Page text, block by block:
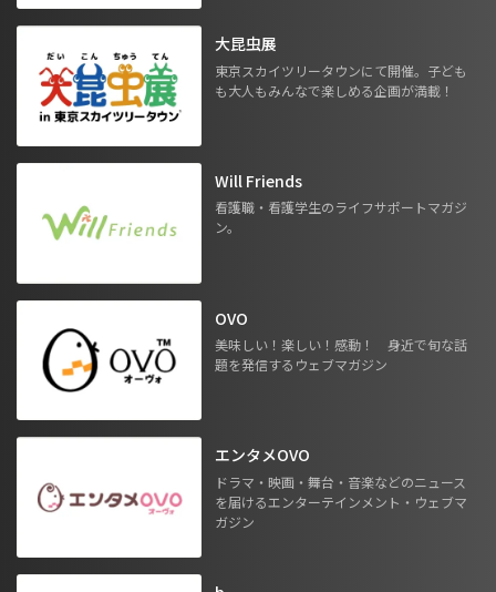
大昆虫展
東京スカイツリータウンにて開催。子ども
も大人もみんなで楽しめる企画が満載！
Will Friends
看護職・看護学生のライフサポートマガジ
ン。
OVO
美味しい！楽しい！感動！ 身近で旬な話
題を発信するウェブマガジン
エンタメOVO
ドラマ・映画・舞台・音楽などのニュース
を届けるエンターテインメント・ウェブマ
ガジン